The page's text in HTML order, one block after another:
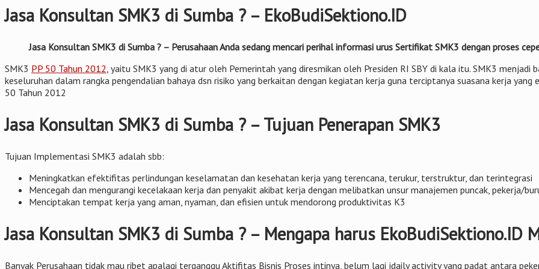
Jasa Konsultan SMK3 di Sumba ? – EkoBudiSektiono.ID
Jasa Konsultan SMK3 di Sumba ? – Perusahaan Anda sedang mencari perihal informasi urus Sertifikat SMK3 dengan proses
SMK3 PP 50 Tahun 2012 , yaitu SMK3 yang di atur oleh Pemerintah yang diresmikan oleh Presiden RI SBY di kala itu. SMK3
keseluruhan dalam rangka pengendalian bahaya dsn risiko yang berkaitan dengan kegiatan kerja guna terciptanya suasana kerja
50 Tahun 2012
Jasa Konsultan SMK3 di Sumba ? – Tujuan Penerapan SMK3
Tujuan Implementasi SMK3 adalah sbb:
Meningkatkan efektifitas perlindungan keselamatan dan kesehatan kerja yang terencana, terukur, terstruktur, dan terintegrasi
Mencegah dan mengurangi kecelakaan kerja dan penyakit akibat kerja dengan melibatkan unsur manajemen puncak, pekerja/
Menciptakan tempat kerja yang aman, nyaman, dan efisien untuk mendorong produktivitas K3
Jasa Konsultan SMK3 di Sumba ? – Mengapa harus EkoBudiSektiono.ID
Banyak Perusahaan tidak mau ribet apalagi terganggu Aktifitas Bisnis Proses intinya, belum lagi jdaily activity yang padat antara